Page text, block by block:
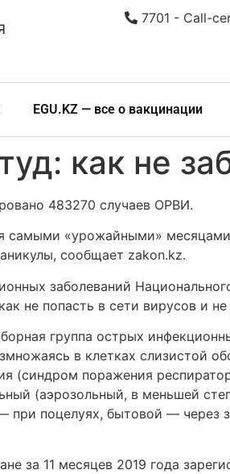
7701 - Call-
EGU.KZ — все о вакцинации
как не
483270 случаев ОРВИ.
самыми «урожайными»
сообщает zakon.kz.
заболеваний
не попасть в сети вирусов и
группа острых
в клетках слизистой
(синдром поражения
(аэрозольный, в меньшей
поцелуях, бытовой — через
за 11 месяцев 2019 года